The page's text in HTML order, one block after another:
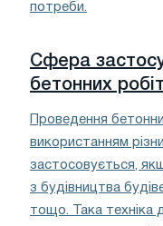
потреби.
Сфера
бетонних робіт
Проведення
використанням
застосовується,
з будівництва
тощо. Така техніка